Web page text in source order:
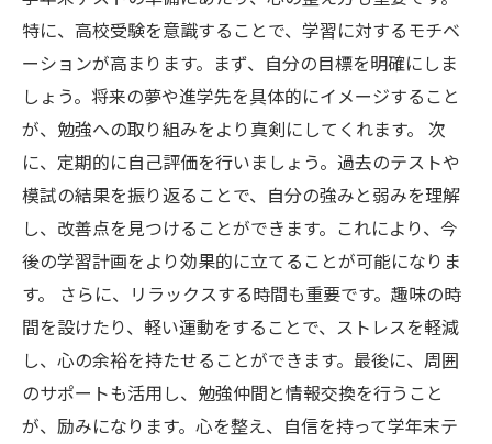
特に、高校受験を意識することで、学習に対するモチベ
ーションが高まります。まず、自分の目標を明確にしま
しょう。将来の夢や進学先を具体的にイメージすること
が、勉強への取り組みをより真剣にしてくれます。 次
に、定期的に自己評価を行いましょう。過去のテストや
模試の結果を振り返ることで、自分の強みと弱みを理解
し、改善点を見つけることができます。これにより、今
後の学習計画をより効果的に立てることが可能になりま
す。 さらに、リラックスする時間も重要です。趣味の時
間を設けたり、軽い運動をすることで、ストレスを軽減
し、心の余裕を持たせることができます。最後に、周囲
のサポートも活用し、勉強仲間と情報交換を行うこと
が、励みになります。心を整え、自信を持って学年末テ